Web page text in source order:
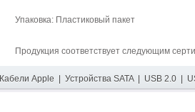
Упаковка: Пластиковый пакет
Продукция соответствует следующим
Кабели Apple Устройства SATA| USB 2.0|